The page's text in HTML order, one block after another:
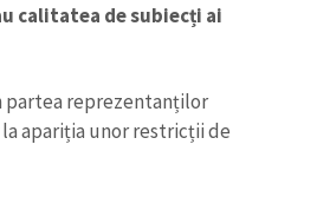
calitatea de subiecți ai
partea reprezentanților
apariția unor restricții de